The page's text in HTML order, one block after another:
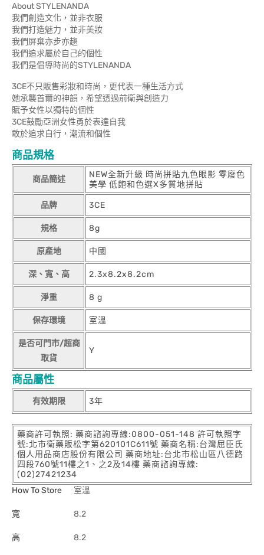
About STYLENANDA
我們創造文化，並非衣服
我們打造魅力，並非美妝
我們屏棄亦步亦趨
我們追求屬於自己的個性
我們是倡導時尚的STYLENANDA
3CE不只販售彩妝和時尚，更代表一種生活方式
她承襲首爾的神韻，希望透過前衛與創造力
賦予女性以獨特的個性
3CE鼓勵亞洲女性勇於表達自我
敢於追求自行，潮流和個性
商品規格
商品簡述
NEW全新升級 時尚拼貼九色眼影 零廢色
美學 低飽和色選X多質地拼貼
品牌 3CE
規格 8g
原產地 中國
深、寬、高 2.3x8.2x8.2cm
淨重 8 g
保存環境 室溫
是否可門市/超商
取貨
Y
商品屬性
有效期限 3年
藥商許可執照: 藥商諮詢專線:0800-051-148 許可執照字
號:北市衛藥販松字第620101C611號 藥商名稱:台灣屈臣氏
個人用品商店股份有限公司 藥商地址:台北市松山區八德路
四段760號11樓之1、之2及14樓 藥商諮詢專線:
(02)27421234
How To Store
室溫
寬 8.2
高 8.2